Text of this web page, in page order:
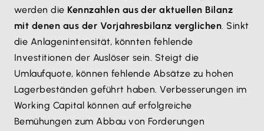
werden die Kennzahlen aus der aktuellen Bilanz
mit denen aus der Vorjahresbilanz verglichen. Sinkt
die Anlagenintensität, könnten fehlende
Investitionen der Auslöser sein. Steigt die
Umlaufquote, können fehlende Absätze zu hohen
Lagerbeständen geführt haben. Verbesserungen im
Working Capital können auf erfolgreiche
Bemühungen zum Abbau von Forderungen